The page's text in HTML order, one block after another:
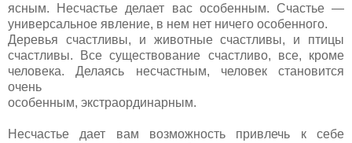
ясным. Несчастье делает вас особенным. Счастье —
универсальное явление, в нем нет ничего особенного.
Деревья счастливы, и животные счастливы, и птицы
счастливы. Все существование счастливо, все, кроме
человека. Делаясь несчастным, человек становится
очень
особенным, экстраординарным.
Несчастье дает вам возможность привлечь к себе